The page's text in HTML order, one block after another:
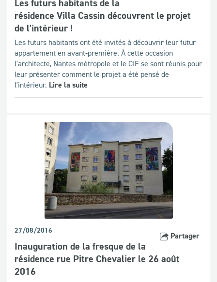
Les futurs habitants de la
résidence Villa Cassin découvrent le projet
de l'intérieur !
Les futurs habitants ont été invités à découvrir leur futur
appartement en avant-première. À cette occasion
l'architecte, Nantes métropole et le CIF se sont réunis pour
leur présenter comment le projet a été pensé de
l'intérieur. Lire la suite
Partager
27/08/2016
Inauguration de la fresque de la
résidence rue Pitre Chevalier le 26 août
2016